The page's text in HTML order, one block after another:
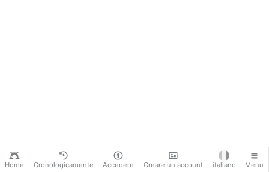
Home Cronologicamente Accedere Creare un account italiano Menu